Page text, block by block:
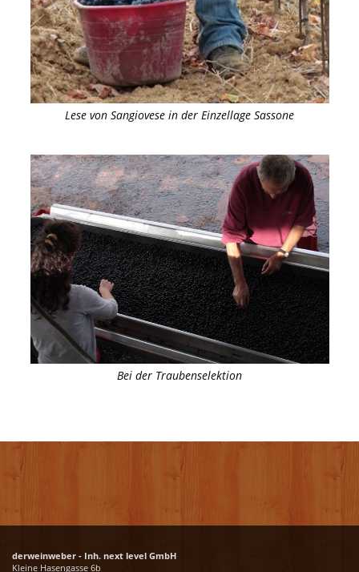
Lese von Sangiovese in der Einzellage Sassone
Bei der Traubenselektion
derweinweber - Inh. next level GmbH
Kleine Hasengasse 6b